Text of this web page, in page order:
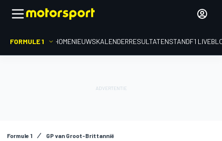
FORMULE 1 HOMENIEUWSKALENDERRESULTATENSTANDF1
Formule 1 GP van Groot-Brittannië